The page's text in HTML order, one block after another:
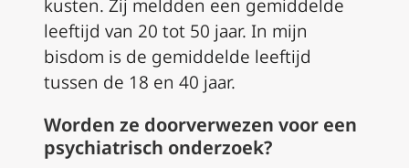
kusten. Zij meldden een gemiddelde
leeftijd van 20 tot 50 jaar. In mijn
bisdom is de gemiddelde leeftijd
tussen de 18 en 40 jaar.
Worden ze doorverwezen voor een
psychiatrisch onderzoek?